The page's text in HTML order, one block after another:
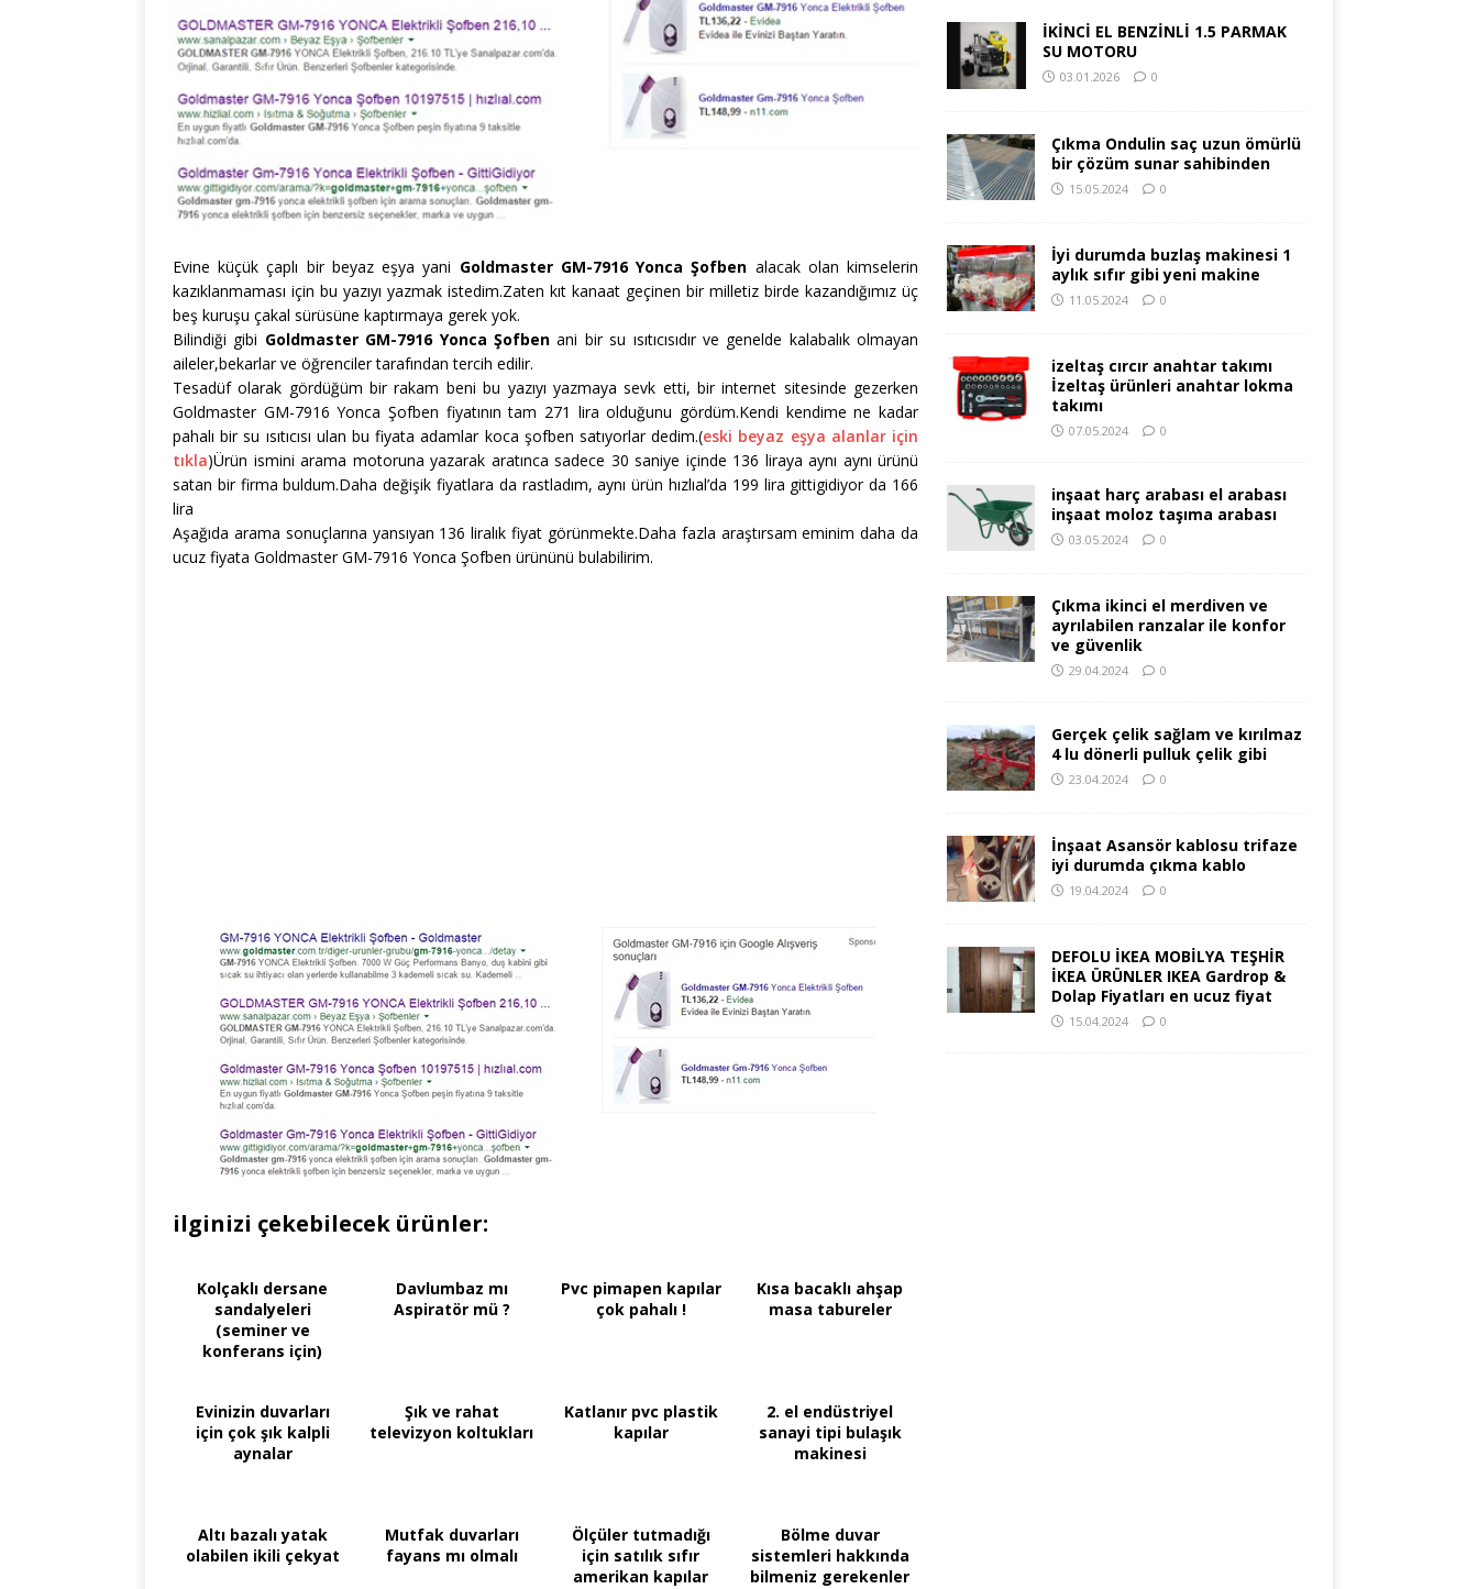
Evine küçük çaplı bir beyaz eşya yani Goldmaster GM-7916 Yonca Şofben alacak olan kimselerin
kazıklanmaması için bu yazıyı yazmak istedim.Zaten kıt kanaat geçinen bir milletiz birde kazandığımız üç
beş kuruşu çakal sürüsüne kaptırmaya gerek yok.
Bilindiği gibi Goldmaster GM-7916 Yonca Şofbenani bir su ısıtıcısıdır ve genelde kalabalık olmayan
aileler,bekarlar ve öğrenciler tarafından tercih edilir.
Tesadüf olarak gördüğüm bir rakam beni bu yazıyı yazmaya sevk etti, bir internet sitesinde gezerken
Goldmaster GM-7916 Yonca Şofben fiyatının tam 271 lira olduğunu gördüm.Kendi kendime ne kadar
pahalı bir su ısıtıcısı ulan bu fiyata adamlar koca şofben satıyorlar dedim.(eski beyaz eşya alanlar için
tıkla)Ürün ismini arama motoruna yazarak aratınca sadece 30 saniye içinde 136 liraya aynı aynı ürünü
satan bir firma buldum.Daha değişik fiyatlara da rastladım, aynı ürün hızlıal’da 199 lira gittigidiyor da 166
lira
Aşağıda arama sonuçlarına yansıyan 136 liralık fiyat görünmekte.Daha fazla araştırsam eminim daha da
ucuz fiyata Goldmaster GM-7916 Yonca Şofben ürününü bulabilirim.
ilginizi çekebilecek ürünler:
Kolçaklı dersane
sandalyeleri
(seminer ve
konferans için)
Davlumbaz mı
Aspiratör mü ?
Pvc pimapen kapılar
çok pahalı !
Kısa bacaklı ahşap
masa tabureler
Evinizin duvarları
için çok şık kalpli
aynalar
Şık ve rahat
televizyon koltukları
Katlanır pvc plastik
kapılar
2. el endüstriyel
sanayi tipi bulaşık
makinesi
Altı bazalı yatak
olabilen ikili çekyat
Mutfak duvarları
fayans mı olmalı
Ölçüler tutmadığı
için satılık sıfır
amerikan kapılar
Bölme duvar
sistemleri hakkında
bilmeniz gerekenler
İKİNCİ EL BENZİNLİ 1.5 PARMAK
SU MOTORU
03.01.2026 0
Çıkma Ondulin saç uzun ömürlü
bir çözüm sunar sahibinden
15.05.2024 0
İyi durumda buzlaş makinesi 1
aylık sıfır gibi yeni makine
11.05.2024 0
izeltaş cırcır anahtar takımı
İzeltaş ürünleri anahtar lokma
takımı
07.05.2024 0
inşaat harç arabası el arabası
inşaat moloz taşıma arabası
03.05.2024 0
Çıkma ikinci el merdiven ve
ayrılabilen ranzalar ile konfor
ve güvenlik
29.04.2024 0
Gerçek çelik sağlam ve kırılmaz
4 lu dönerli pulluk çelik gibi
23.04.2024 0
İnşaat Asansör kablosu trifaze
iyi durumda çıkma kablo
19.04.2024 0
DEFOLU İKEA MOBİLYA TEŞHİR
İKEA ÜRÜNLER IKEA Gardrop &
Dolap Fiyatları en ucuz fiyat
15.04.2024 0